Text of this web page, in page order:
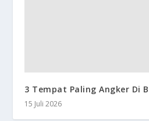
3 Tempat Paling Angker Di
15 Juli 2026